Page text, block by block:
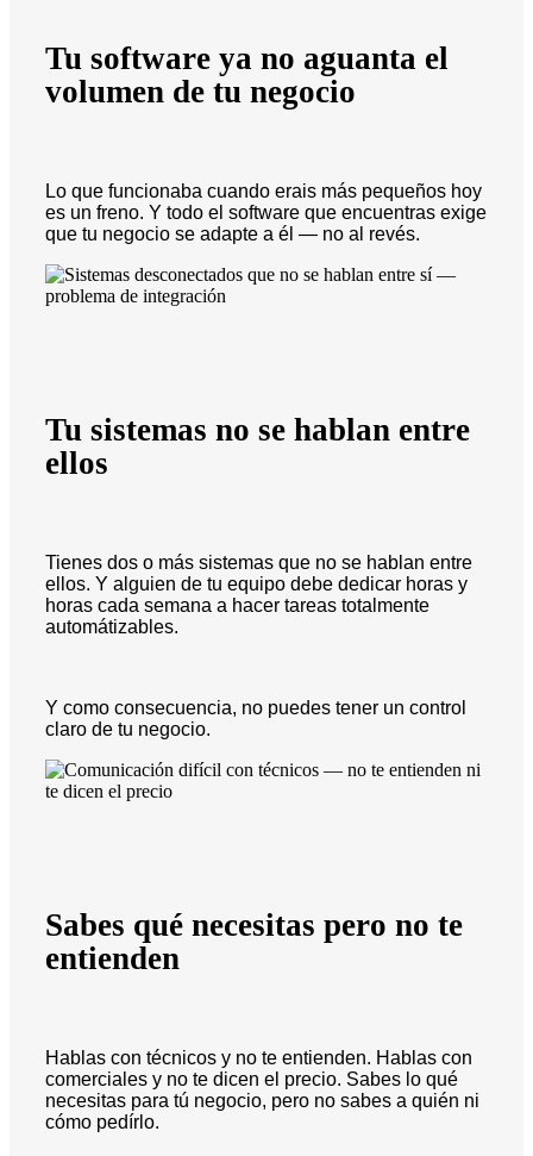
Tu software ya no aguanta el
volumen de tu negocio
Lo que funcionaba cuando erais más pequeños hoy
es un freno. Y todo el software que encuentras exige
que tu negocio se adapte a él — no al revés.
Tu sistemas no se hablan entre
ellos
Tienes dos o más sistemas que no se hablan entre
ellos. Y alguien de tu equipo debe dedicar horas y
horas cada semana a hacer tareas totalmente
automátizables.
Y como consecuencia, no puedes tener un control
claro de tu negocio.
Sabes qué necesitas pero no te
entienden
Hablas con técnicos y no te entienden. Hablas con
comerciales y no te dicen el precio. Sabes lo qué
necesitas para tú negocio, pero no sabes a quién ni
cómo pedírlo.